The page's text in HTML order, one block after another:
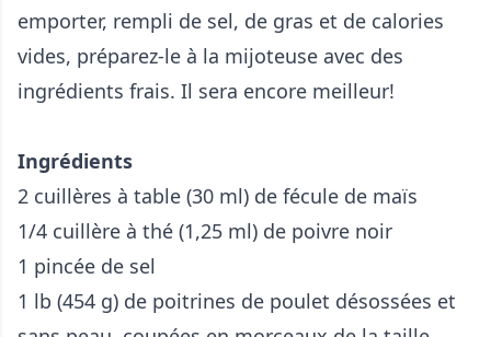
emporter, rempli de sel, de gras et de calories
vides, préparez-le à la mijoteuse avec des
ingrédients frais. Il sera encore meilleur!
Ingrédients
2 cuillères à table (30 ml) de fécule de maïs
1/4 cuillère à thé (1,25 ml) de poivre noir
1 pincée de sel
1 lb (454 g) de poitrines de poulet désossées et